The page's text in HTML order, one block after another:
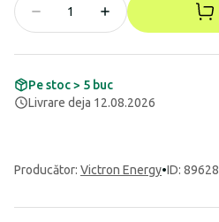
Pe stoc > 5 buc
Livrare deja 12.08.2026
Producător: Victron Energy•ID: 89628